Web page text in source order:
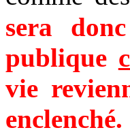
sera
publique
vie
enclenché.